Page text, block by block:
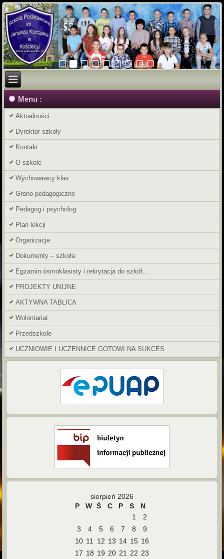
Menu :
Aktualności
Dyrektor szkoły
Kontakt
O szkole
Wychowawcy klas
Grono pedagogiczne
Pedagog i psycholog
Plan lekcji
Organizacje
Dokumenty – szkoła
Egzamin ósmoklasisty i rekrytacja do szkół…
PROJEKTY UNIJNE
AKTYWNA TABLICA
Wolontariat
Przedszkole
UCZNIOWIE I UCZENNICE GOTOWI NA SUKCES
sierpień 2026
P
W Ś C P S
N
1
2
3
4 5 6 7 8
9
10 11 12 13 14 15 16
17 18 19 20 21 22 23